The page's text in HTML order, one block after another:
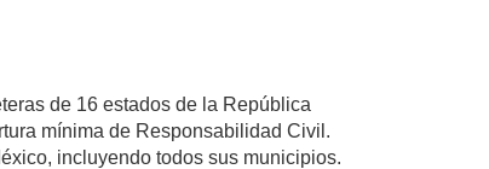
de 16 estados de la República
mínima de Responsabilidad Civil.
incluyendo todos sus municipios.